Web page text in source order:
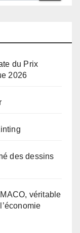
du Prix
2026
des dessins
véritable